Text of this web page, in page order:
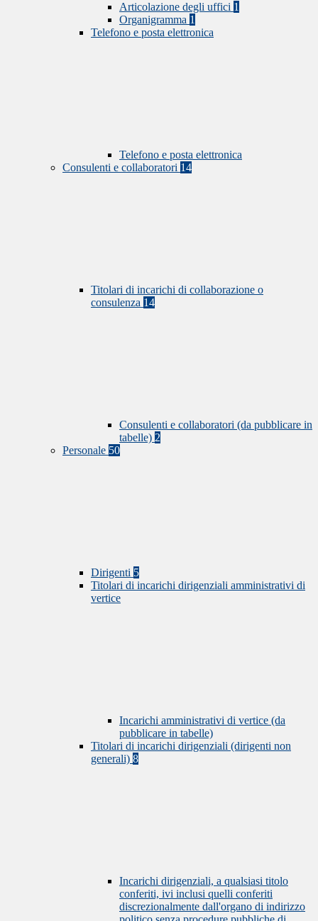
Articolazione degli uffici 1
Organigramma 1
Telefono e posta elettronica
Telefono e posta elettronica
Consulenti e collaboratori 14
Titolari di incarichi di collaborazione o
consulenza 14
Consulenti e collaboratori (da pubblicare in
tabelle) 2
Personale 50
Dirigenti 5
Titolari di incarichi dirigenziali amministrativi di
vertice
Incarichi amministrativi di vertice (da
pubblicare in tabelle)
Titolari di incarichi dirigenziali (dirigenti non
generali) 8
Incarichi dirigenziali, a qualsiasi titolo
conferiti, ivi inclusi quelli conferiti
discrezionalmente dall'organo di indirizzo